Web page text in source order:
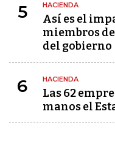
5 HACIENDA
Así es el
miembros
del gobierno
6 HACIENDA
Las 62
manos el